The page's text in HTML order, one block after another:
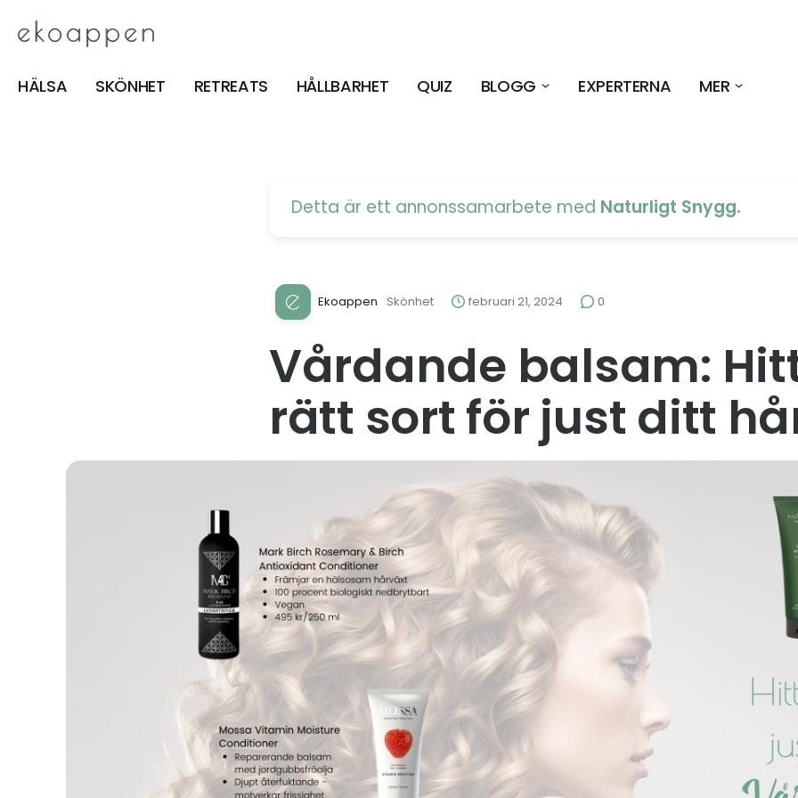
HÄLSA SKÖNHET RETREATS HÅLLBARHET QUIZ BLOGG EXPERTERNA MER
Detta är ett annonssamarbete med Naturligt Snygg.
Ekoappen Skönhet februari 21, 2024 0
Vårdande balsam:
rätt sort för just ditt